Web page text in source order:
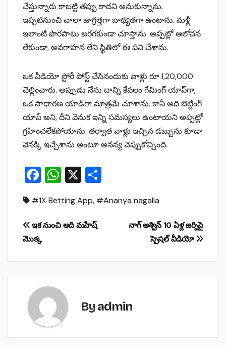
చేస్తున్నారు కాబట్టి తప్పు కాదని అనుకున్నాను.
ఇప్పటినుంచి చాలా జాగ్రత్తగా బాధ్యతగా ఉంటాను. మళ్లీ
ఇలాంటి పొరపాటు జరగకుండా చూస్తాను. అప్పట్లో ఆలోచన
లేకుండా, అవగాహన లేని స్థితిలో ఈ పని చేశాను.
ఒక వీడియో స్టోరీ పోస్ట్ చేసినందుకు వాళ్లు రూ.1,20,000
చెల్లించారు. అప్పుడు నేను దాన్ని కేవలం గేమింగ్ యాప్‌గా,
ఒక సాధారణ యాడ్‌గా మాత్రమే చూశాను. కానీ అది బెట్టింగ్
యాప్ అని, దీని వెనుక ఇన్ని సమస్యలు ఉంటాయని అప్పట్లో
గ్రహించలేకపోయాను. తర్వాత వాళ్లు ఇచ్చిన డబ్బును కూడా
వెనక్కి ఇచ్చేశాను అంటూ అన‌న్య చెప్పుకోచ్చింది.
F
c
e
b
o
k
W
at
s
p
X
ar
#1X Betting App, #Ananya nagalla
Post
navigation
నాగ్‌ అశ్విన్‌ 10 ఏళ్ల జర్నిపై
స్పెషల్‌ వీడియో
ఇక నుంచి అది మహేష్
మొక్క
Byadmin